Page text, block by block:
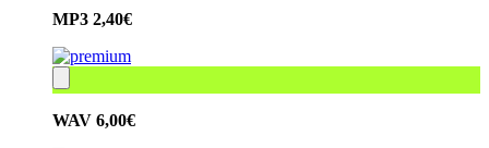
MP3 2,40€
WAV 6,00€